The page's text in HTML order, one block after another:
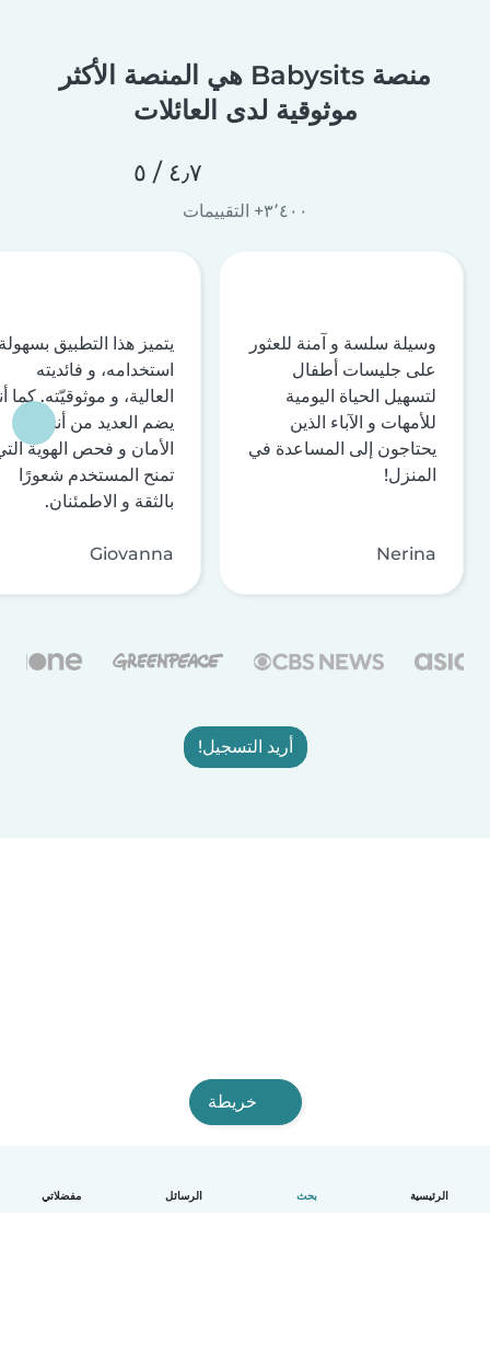
الرئيسية بحث الرسائل مفضلاتي
منصة Babysits هي المنصة الأكثر
موثوقية لدى العائلات
٤٫٧ / ٥
٣٬٤٠٠+ التقييمات
وسيلة سلسة و آمنة للعثور
على جليسات أطفال
لتسهيل الحياة اليومية
للأمهات و الآباء الذين
يحتاجون إلى المساعدة في
المنزل!
Nerina
يتميز هذا التطبيق
استخدامه، و فائديته
العالية، و موثوقيّته. كما
يضم العديد من أنظمة
الأمان و فحص الهوية
تمنح المستخدم شعورًا
بالثقة و الاطمئنان.
Giovanna
أريد التسجيل!
خريطة